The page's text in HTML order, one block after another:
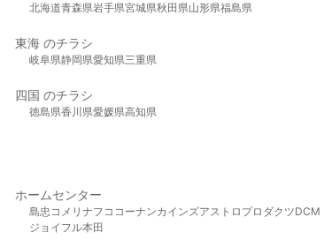
北海道青森県岩手県宮城県秋田県山形県福島県
東海 のチラシ
岐阜県静岡県愛知県三重県
四国 のチラシ
徳島県香川県愛媛県高知県
ホームセンター
島忠 コメリ ナフコ コーナンカインズアストロプロダクツDCM
ジョイフル本田